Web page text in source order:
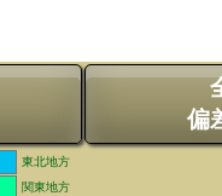
偏
東北地方
関東地方